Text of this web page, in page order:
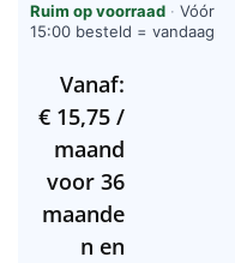
Ruim op voorraad · Vóór
15:00 besteld = vandaag
Vanaf:
€15,75 /
maand
voor 36
maande
n en